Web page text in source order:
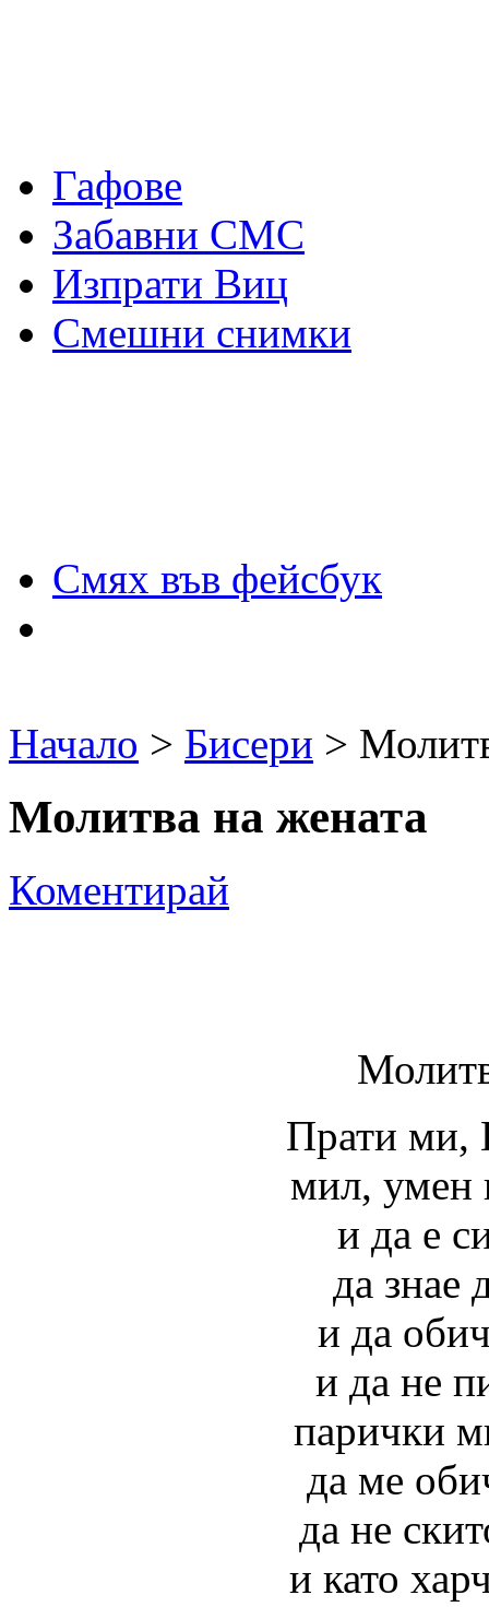
Гафове
Забавни СМС
Изпрати Виц
Смешни снимки
Смях във фейсбук
Начало > Бисери >
Молитва на жената
Коментирай
Прати ми,
мил, умен
и да е
да знае
и да
и да не
парички
да ме
да не
и като